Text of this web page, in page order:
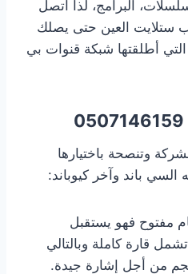
البرامج، لذا اتصل
ستلايت العين حتى يصلك
أطلقتها شبكة قنوات بي
0507146159
وتنصحة باختيارها
السي باند وآخر كيوباند:
مفتوح فهو يستقبل
قارة كاملة وبالتالي
من أجل إشارة جيدة.